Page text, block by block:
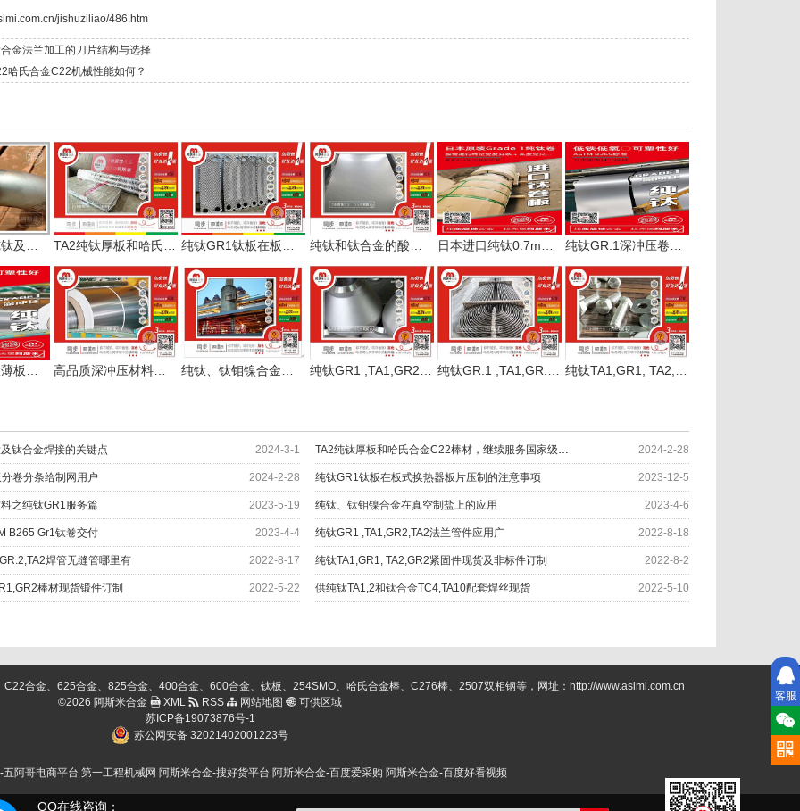
jishuziliao/486.htm
金法兰加工的刀片结构与选择
哈氏合金C22机械性能如何？
注意两点：纯钛及钛合金焊接的关键点 TA2纯钛厚板和哈氏合金C22棒材，继续服务国家级实验室 纯钛GR1钛板在板式换热器板片压制的注意事项 纯钛和钛合金的酸洗酸液配比和注意事项 日本进口纯钛0.7mm卷板加工性能良好 纯钛GR.1深冲压卷板分条中
钛合金焊接的关键点 2024-3-1 2024-2-28
卷分条给制网用户 2024-2-28 纯钛GR1钛板在板式换热器板片压制的注意事项 2023-12-5
之纯钛GR1服务篇 2023-5-19 纯钛、钛钼镍合金在真空制盐上的应用 2023-4-6
B265 Gr1钛卷交付 2023-4-4 纯钛GR1 ,TA1,GR2,TA2法兰管件应用广 2022-8-18
焊管无缝管哪里有 2022-8-17 纯钛TA1,GR1, TA2,GR2紧固件现货及非标件订制 2022-8-2
棒材现货锻件订制 2022-5-22 供纯钛TA1,2和钛合金TC4,TA10配套焊丝现货 2022-5-10
客服
合金、625合金、825合金、400合金、600合金、钛板、254SMO、哈氏合金棒、C276棒、2507双相钢等，网址：http://www.asimi.com.cn
©2026 阿斯米合金
XML RSS 网站地图
可供区域
苏ICP备19073876号-1
苏公网安备 32021402001223号
五阿哥电商平台 第一工程机械网 阿斯米合金-搜好货平台 阿斯米合金-百度爱采购 阿斯米合金-百度好看视频
QQ在线咨询：